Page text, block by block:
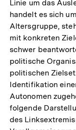
Linie um das
handelt es sich
Altersgruppe,
mit konkreten
schwer
politische
politischen
Identifikation
Autonomen
folgende
des